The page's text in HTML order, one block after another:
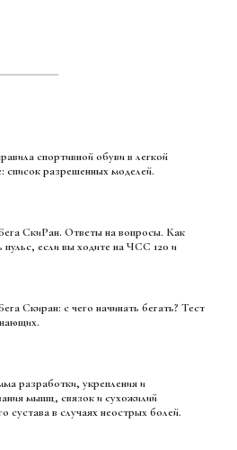
список разрешенных моделей.
пульс, если вы ходите на ЧСС 120 и
мышц, связок и сухожилий
сустава в случаях неострых болей.